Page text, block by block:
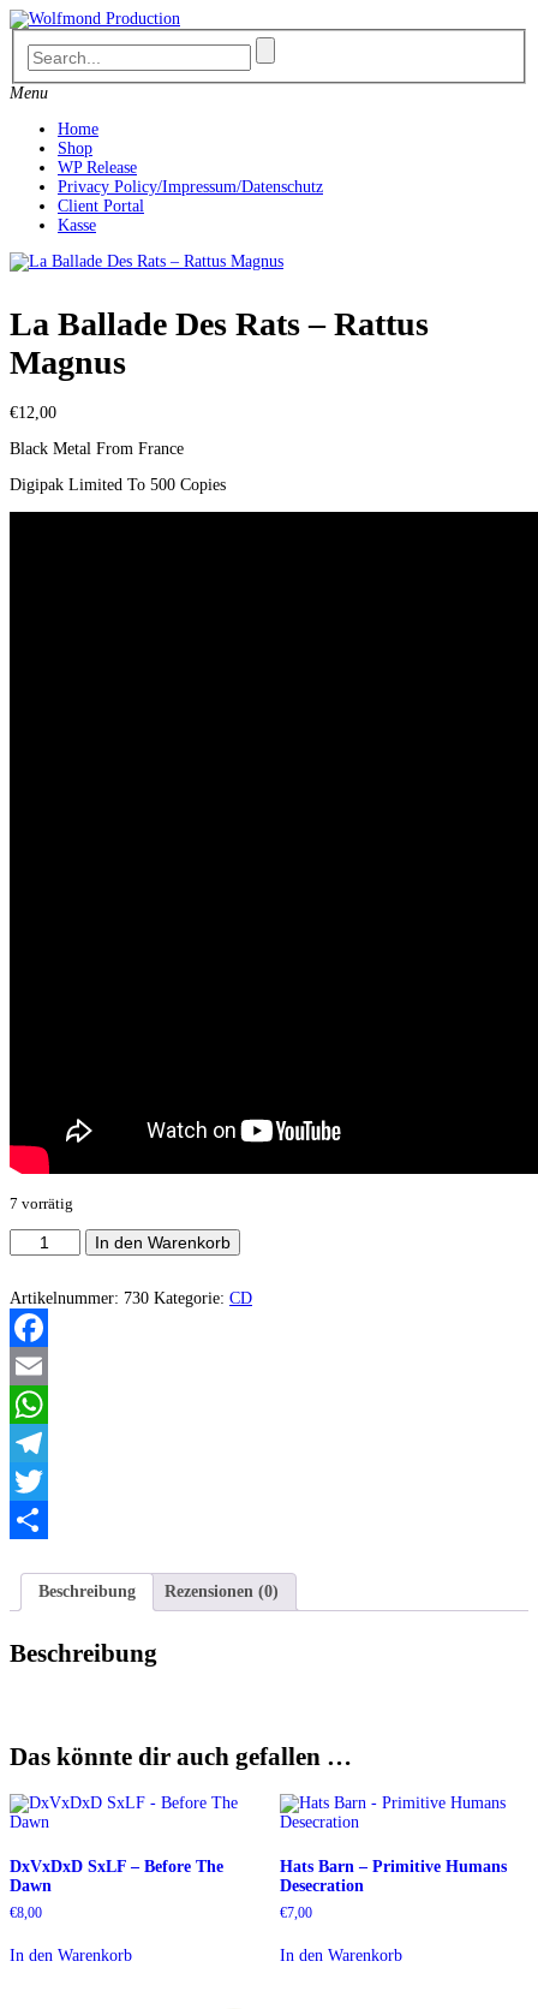
Skip
to
content
Menu
Home
Shop
WP Release
Privacy Policy/Impressum/Datenschutz
Client Portal
Kasse
La Ballade Des Rats ‎– Rattus
Magnus
€12,00
Black Metal From France
Digipak Limited To 500 Copies
7 vorrätig
Ballade
Rats
‎–
Rattus
Magnus
Menge
In den Warenkorb
Artikelnummer: 730 Kategorie: CD
Facebook
Email
WhatsApp
Telegram
Twitter
Beschreibung
Rezensionen (0)
Beschreibung
Das könnte dir auch gefallen …
DxVxDxD SxLF – Before The
Dawn
€8,00
In den Warenkorb
Hats Barn – Primitive Humans
Desecration
€7,00
In den Warenkorb